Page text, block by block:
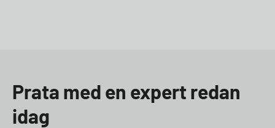
Prata med en expert redan
idag